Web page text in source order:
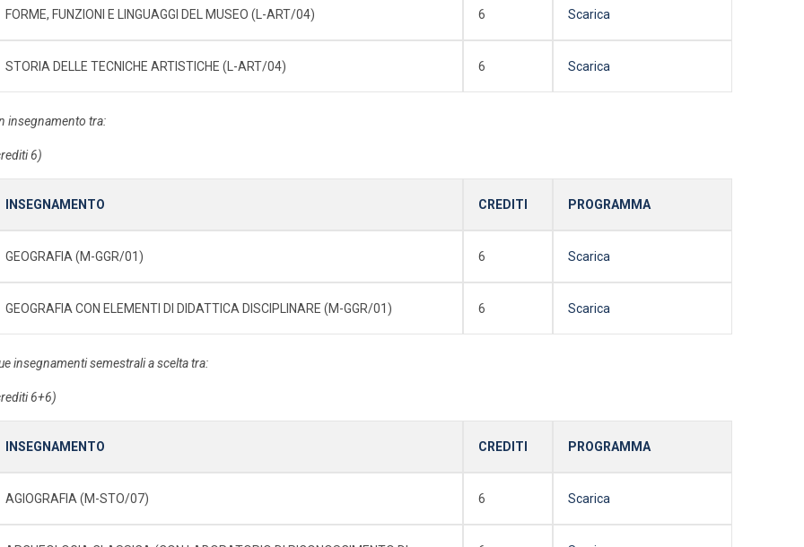
FORME, FUNZIONI E LINGUAGGI DEL MUSEO (L-ART/04) 6 Scarica
STORIA DELLE TECNICHE ARTISTICHE (L-ART/04) 6 Scarica
insegnamento tra:
6)
INSEGNAMENTO CREDITI PROGRAMMA
GEOGRAFIA (M-GGR/01) 6 Scarica
GEOGRAFIA CON ELEMENTI DI DIDATTICA DISCIPLINARE (M-GGR/01) 6 Scarica
insegnamenti semestrali a scelta tra:
6+6)
INSEGNAMENTO CREDITI PROGRAMMA
AGIOGRAFIA (M-STO/07) 6 Scarica